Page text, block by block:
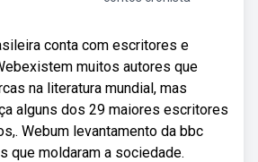
conta com escritores e
muitos autores que
na literatura mundial, mas
alguns dos 29 maiores escritores
Webum levantamento da bbc
que moldaram a sociedade.